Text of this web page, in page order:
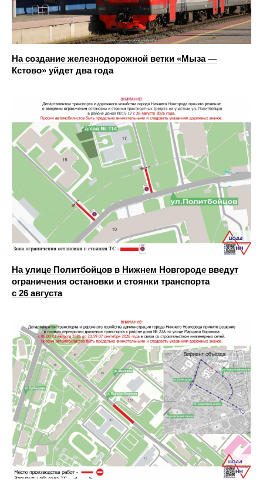
На создание железнодорожной ветки «Мыза —
Кстово» уйдет два года
На улице Политбойцов в Нижнем Новгороде введут
ограничения остановки и стоянки транспорта
с 26 августа